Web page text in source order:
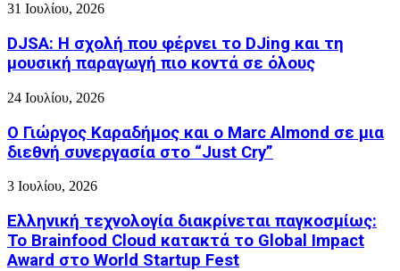
31 Ιουλίου, 2026
DJSA: Η σχολή που φέρνει το DJing και τη
μουσική παραγωγή πιο κοντά σε όλους
24 Ιουλίου, 2026
Ο Γιώργος Καραδήμος και ο Marc Almond σε μια
διεθνή συνεργασία στο “Just Cry”
3 Ιουλίου, 2026
Ελληνική τεχνολογία διακρίνεται παγκοσμίως:
Το Brainfood Cloud κατακτά το Global Impact
Award στο World Startup Fest